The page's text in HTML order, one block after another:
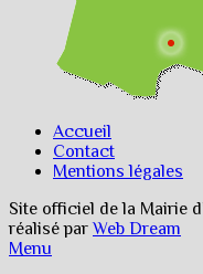
Accueil
Contact
Mentions légales
Site officiel de la Mairie
réalisé parWeb Dream
Menu